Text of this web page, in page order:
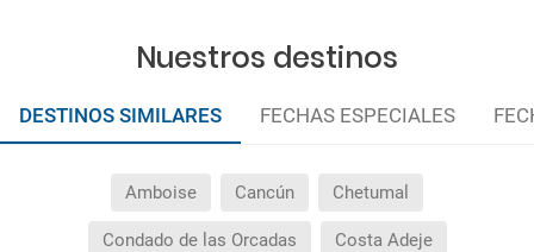
Nuestros destinos
DESTINOS SIMILARES FECHAS ESPECIALES
Amboise Cancún Chetumal
Condado de las Orcadas Costa Adeje